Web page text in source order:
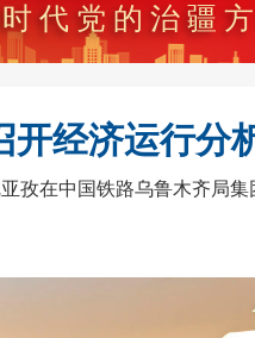
代党的治疆
开经济运行分
孜在中国铁路乌鲁木齐局